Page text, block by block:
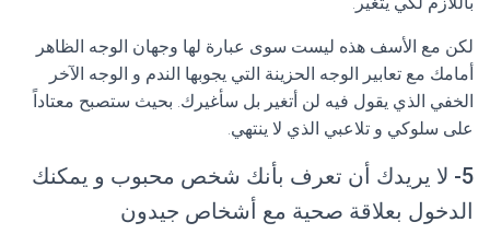
لكن مع الأسف هذه ليست سوى عبارة لها وجهان الوجه الظاهر
أمامك مع تعابير الوجه الحزينة التي يجوبها الندم و الوجه الآخر
الخفي الذي يقول فيه لن أتغير بل سأغيرك. بحيث ستصبح معتاداً
على سلوكي و تلاعبي الذي لا ينتهي.
5- لا يريدك أن تعرف بأنك شخص محبوب و يمكنك
الدخول بعلاقة صحية مع أشخاص جيدون